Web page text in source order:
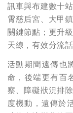
訊車與布建數十
霄慈后宮、大甲
關鍵節點；更升
天線，有效分流
活動期間遠傳也
命，後端更有百
察、障礙狀況排
度機動，遠傳於